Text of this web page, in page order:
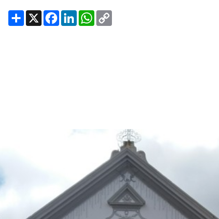
Share
X Facebook
LinkedInWhatsApp